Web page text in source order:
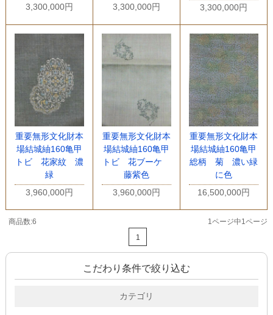
3,300,000円
3,300,000円
3,300,000円
重要無形文化財本
場結城紬160亀甲
トビ 花家紋 濃
緑
3,960,000円
重要無形文化財本
場結城紬160亀甲
トビ 花ブーケ
藤紫色
3,960,000円
重要無形文化財本
場結城紬160亀甲
総柄 菊 濃い緑
に色
16,500,000円
商品数:6
1ページ中1ページ
1
こだわり条件で絞り込む
カテゴリ